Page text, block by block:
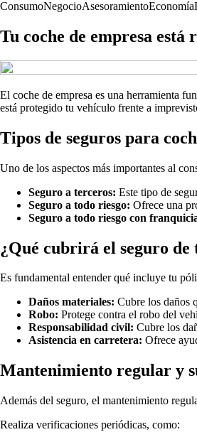
ConsumoNegocioAsesoramientoEconomía
Tu coche de empresa está
El coche de empresa es una herramienta
está protegido tu vehículo frente a
Tipos de seguros para
Uno de los aspectos más importantes al
Seguro a terceros: Este tipo de
Seguro a todo riesgo: Ofrece una
Seguro a todo riesgo con
¿Qué cubrirá el seguro de
Es fundamental entender qué incluye tu
Daños materiales: Cubre los daños
Robo: Protege contra el robo del
Responsabilidad civil: Cubre los
Asistencia en carretera: Ofrece
Mantenimiento regular y
Además del seguro, el mantenimiento
Realiza verificaciones periódicas, como: